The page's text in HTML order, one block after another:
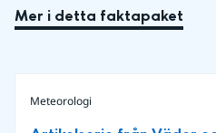
Mer i detta faktapaket
Meteorologi